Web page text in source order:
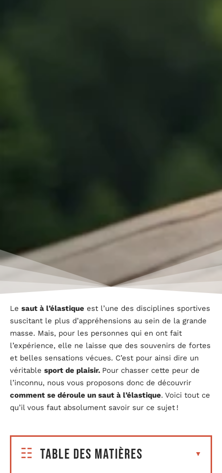
Le saut à l’élastique est l’une des disciplines sportives
suscitant le plus d’appréhensions au sein de la grande
masse. Mais, pour les personnes qui en ont fait
l’expérience, elle ne laisse que des souvenirs de fortes
et belles sensations vécues. C’est pour ainsi dire un
véritable sport de plaisir. Pour chasser cette peur de
l’inconnu, nous vous proposons donc de découvrir
comment se déroule un saut à l’élastique. Voici tout ce
qu’il vous faut absolument savoir sur ce sujet !
Table des matières